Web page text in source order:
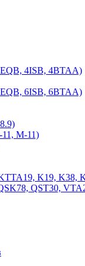
4ISB, 4BTAA)
6ISB, 6BTAA)
M-11)
K19, K38,
QST30,